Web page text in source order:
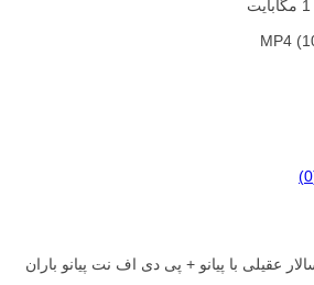
MP4
عقیلی با پیانو + پی دی اف نت پیانو باران